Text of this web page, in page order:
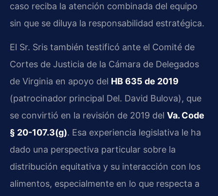
caso reciba la atención combinada del equipo
sin que se diluya la responsabilidad estratégica.
El Sr. Sris también testificó ante el Comité de
Cortes de Justicia de la Cámara de Delegados
de Virginia en apoyo del HB 635 de 2019
(patrocinador principal Del. David Bulova), que
se convirtió en la revisión de 2019 del Va. Code
§ 20-107.3(g). Esa experiencia legislativa le ha
dado una perspectiva particular sobre la
distribución equitativa y su interacción con los
alimentos, especialmente en lo que respecta a